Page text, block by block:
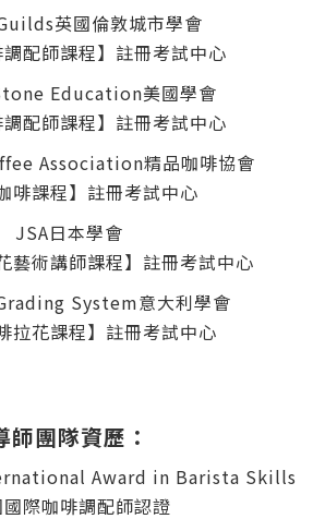
英國倫敦城市學會
調配師課程】註冊考試中心
Education美國學會
調配師課程】註冊考試中心
Association精品咖啡協會
啡課程】註冊考試中心
JSA日本學會
藝術講師課程】註冊考試中心
System意大利學會
拉花課程】註冊考試中心
師團隊資歷 ：
Award in Barista Skills
際咖啡調配師認證